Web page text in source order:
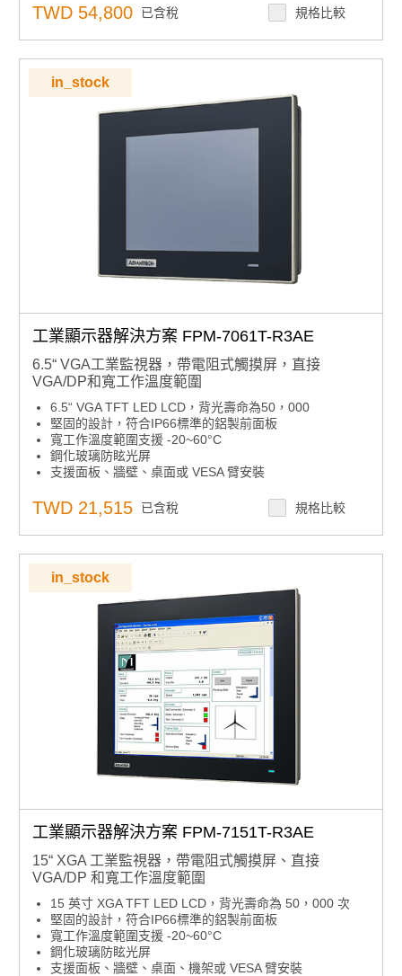
前面板符合IP65標準
支援9U預鑽機架安裝孔
TWD 54,800 已含稅 規格比較
in_stock
工業顯示器解決方案 FPM-7061T-R3AE
6.5“ VGA工業監視器，帶電阻式觸摸屏，直接
VGA/DP和寬工作溫度範圍
6.5“ VGA TFT LED LCD，背光壽命為50，000
堅固的設計，符合IP66標準的鋁製前面板
寬工作溫度範圍支援 -20~60°C
鋼化玻璃防眩光屏
支援面板、牆壁、桌面或 VESA 臂安裝
後蓋上的OSD控制板
可鎖定的 I/O 連接器
TWD 21,515 已含稅 規格比較
in_stock
工業顯示器解決方案 FPM-7151T-R3AE
15“ XGA 工業監視器，帶電阻式觸摸屏、直接
VGA/DP 和寬工作溫度範圍
15 英寸 XGA TFT LED LCD，背光壽命為 50，000 次
堅固的設計，符合IP66標準的鋁製前面板
寬工作溫度範圍支援 -20~60°C
鋼化玻璃防眩光屏
支援面板、牆壁、桌面、機架或 VESA 臂安裝